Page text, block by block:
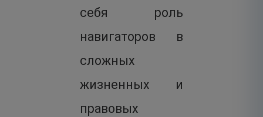
себя роль
навигаторов в
сложных
жизненных и
правовых